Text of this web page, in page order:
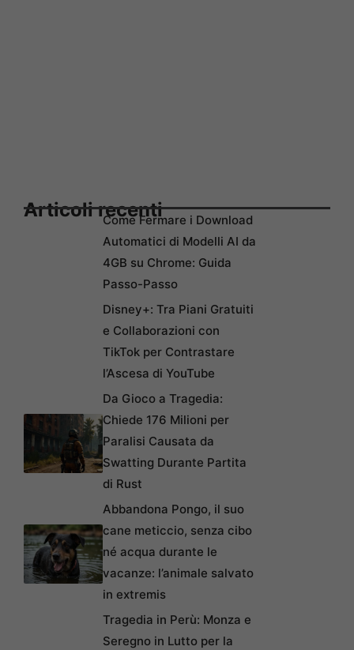
Articoli recentiCome Fermare i Download
Automatici di Modelli AI da
4GB su Chrome: Guida
Passo-Passo
Disney+: Tra Piani Gratuiti
e Collaborazioni con
TikTok per Contrastare
l’Ascesa di YouTube
Da Gioco a Tragedia:
Chiede 176 Milioni per
Paralisi Causata da
Swatting Durante Partita
di Rust
Abbandona Pongo, il suo
cane meticcio, senza cibo
né acqua durante le
vacanze: l’animale salvato
in extremis
Tragedia in Perù: Monza e
Seregno in Lutto per la